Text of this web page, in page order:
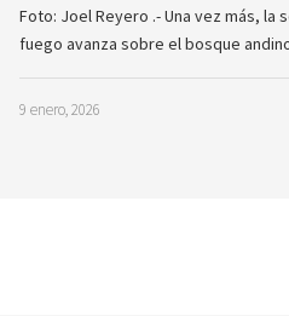
Foto: Joel Reyero .- Una vez más,
fuego avanza sobre el bosque
9 enero, 2026